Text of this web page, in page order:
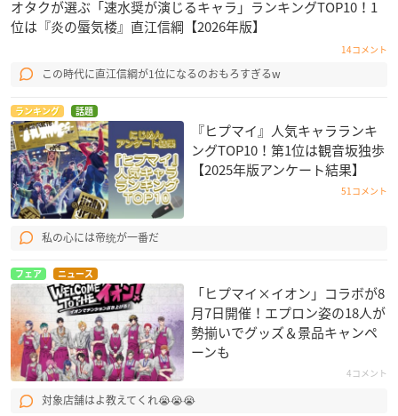
オタクが選ぶ「速水奨が演じるキャラ」ランキングTOP10！1
位は『炎の蜃気楼』直江信綱【2026年版】
14コメント
この時代に直江信綱が1位になるのおもろすぎるw
ランキング 話題
『ヒプマイ』人気キャラランキ
ングTOP10！第1位は観音坂独歩
【2025年版アンケート結果】
51コメント
私の心には帝统が一番だ
フェア ニュース
「ヒプマイ×イオン」コラボが8
月7日開催！エプロン姿の18人が
勢揃いでグッズ＆景品キャンペ
ーンも
4コメント
対象店舗はよ教えてくれ😭😭😭